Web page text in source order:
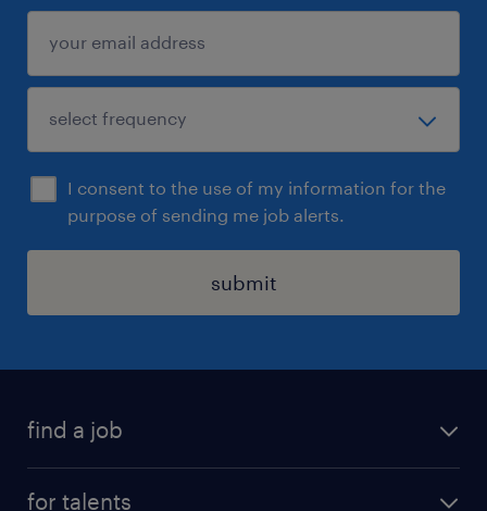
I consent to the use of my information for the
purpose of sending me job alerts.
submit
find a job
for talents